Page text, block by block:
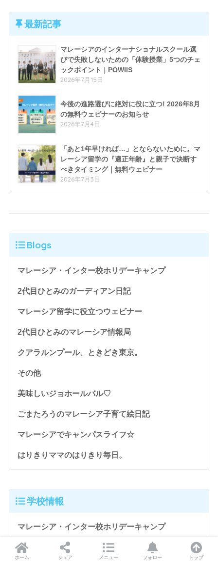
最新記事
マレーシアのインターナショナルスクール選
びで失敗しないための「体験授業」5つのチェ
ックポイント｜POWIIS
2026年7月15日
今後の進路選びに絶対に役に立つ! 2026年8月
の無料ウェビナーのお知らせ
2026年7月4日
「あと1年早ければ…」とならないために。マ
レーシア留学の『適正年齢』と親子で決断す
べきタイミング｜無料ウェビナー
2026年7月3日
Blogs
マレーシア・インター校ホリデーキャンプ
2代目ひとみのガーディアン日記
マレーシア留学に役立つウェビナー
2代目ひとみのマレーシア情報局
クアラルンプール、ときどき東京。
その他
美味しいジョホールバル♡
ごまたろうのマレーシア子育て絵日記
マレーシアでキャンパスライフ☆
はりきりママのはりきり毎日。
学校情報
マレーシア・インター校ホリデーキャンプ
2代目ひとみのガーディアン日記
ホーム シェア メニュー フォロー トップ